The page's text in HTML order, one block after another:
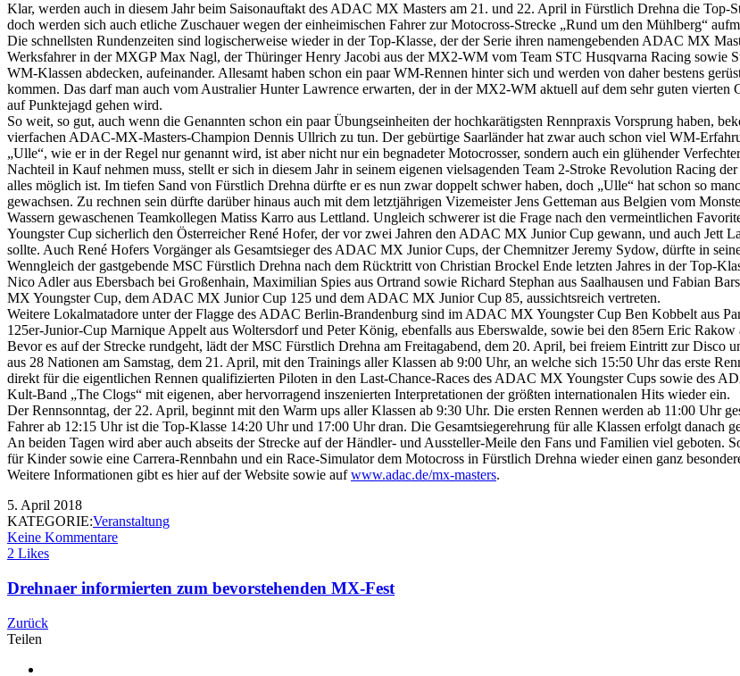
Klar, werden auch in diesem Jahr beim Saisonauftakt des ADAC MX Masters am 21. und 22. April in Fürstlich Drehna die Top-
doch werden sich auch etliche Zuschauer wegen der einheimischen Fahrer zur Motocross-Strecke „Rund um den Mühlberg“
Die schnellsten Rundenzeiten sind logischerweise wieder in der Top-Klasse, der der Serie ihren namengebenden ADAC MX
Werksfahrer in der MXGP Max Nagl, der Thüringer Henry Jacobi aus der MX2-WM vom Team STC Husqvarna Racing sowie
WM-Klassen abdecken, aufeinander. Allesamt haben schon ein paar WM-Rennen hinter sich und werden von daher bestens
kommen. Das darf man auch vom Australier Hunter Lawrence erwarten, der in der MX2-WM aktuell auf dem sehr guten
auf Punktejagd gehen wird.
So weit, so gut, auch wenn die Genannten schon ein paar Übungseinheiten der hochkarätigsten Rennpraxis Vorsprung haben,
vierfachen ADAC-MX-Masters-Champion Dennis Ullrich zu tun. Der gebürtige Saarländer hat zwar auch schon viel WM-
„Ulle“, wie er in der Regel nur genannt wird, ist aber nicht nur ein begnadeter Motocrosser, sondern auch ein glühender
Nachteil in Kauf nehmen muss, stellt er sich in diesem Jahr in seinem eigenen vielsagenden Team 2-Stroke Revolution Racing
alles möglich ist. Im tiefen Sand von Fürstlich Drehna dürfte er es nun zwar doppelt schwer haben, doch „Ulle“ hat schon so
gewachsen. Zu rechnen sein dürfte darüber hinaus auch mit dem letztjährigen Vizemeister Jens Getteman aus Belgien vom
Wassern gewaschenen Teamkollegen Matiss Karro aus Lettland. Ungleich schwerer ist die Frage nach den vermeintlichen
Youngster Cup sicherlich den Österreicher René Hofer, der vor zwei Jahren den ADAC MX Junior Cup gewann, und auch Jett
sollte. Auch René Hofers Vorgänger als Gesamtsieger des ADAC MX Junior Cups, der Chemnitzer Jeremy Sydow, dürfte in
Wenngleich der gastgebende MSC Fürstlich Drehna nach dem Rücktritt von Christian Brockel Ende letzten Jahres in der Top-
Nico Adler aus Ebersbach bei Großenhain, Maximilian Spies aus Ortrand sowie Richard Stephan aus Saalhausen und Fabian
MX Youngster Cup, dem ADAC MX Junior Cup 125 und dem ADAC MX Junior Cup 85, aussichtsreich vertreten.
Weitere Lokalmatadore unter der Flagge des ADAC Berlin-Brandenburg sind im ADAC MX Youngster Cup Ben Kobbelt aus
125er-Junior-Cup Marnique Appelt aus Woltersdorf und Peter König, ebenfalls aus Eberswalde, sowie bei den 85ern Eric Rakow
Bevor es auf der Strecke rundgeht, lädt der MSC Fürstlich Drehna am Freitagabend, dem 20. April, bei freiem Eintritt zur Disco
aus 28 Nationen am Samstag, dem 21. April, mit den Trainings aller Klassen ab 9:00 Uhr, an welche sich 15:50 Uhr das erste
direkt für die eigentlichen Rennen qualifizierten Piloten in den Last-Chance-Races des ADAC MX Youngster Cups sowie des
Kult-Band „The Clogs“ mit eigenen, aber hervorragend inszenierten Interpretationen der größten internationalen Hits wieder ein.
Der Rennsonntag, der 22. April, beginnt mit den Warm ups aller Klassen ab 9:30 Uhr. Die ersten Rennen werden ab 11:00 Uhr
Fahrer ab 12:15 Uhr ist die Top-Klasse 14:20 Uhr und 17:00 Uhr dran. Die Gesamtsiegerehrung für alle Klassen erfolgt danach
An beiden Tagen wird aber auch abseits der Strecke auf der Händler- und Aussteller-Meile den Fans und Familien viel
für Kinder sowie eine Carrera-Rennbahn und ein Race-Simulator dem Motocross in Fürstlich Drehna wieder einen ganz
Weitere Informationen gibt es hier auf der Website sowie aufwww.adac.de/mx-masters.
5. April 2018
KATEGORIE:Veranstaltung
Keine Kommentare
2 Likes
Drehnaer informierten zum bevorstehenden MX-Fest
Zurück
Teilen